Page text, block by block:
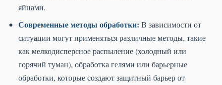
яйцами.
Современные методы обработки: В зависимости от
ситуации могут применяться различные методы, такие
как мелкодисперсное распыление (холодный или
горячий туман), обработка гелями или барьерные
обработки, которые создают защитный барьер от